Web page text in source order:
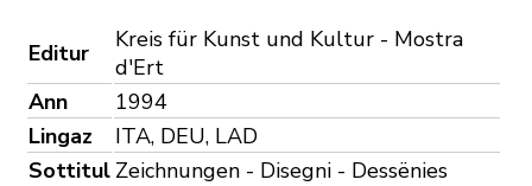
Editur
Kreis für Kunst und Kultur - Mostra
d'Ert
Ann
1994
Lingaz
ITA, DEU, LAD
Sottitul Zeichnungen - Disegni - Dessënies